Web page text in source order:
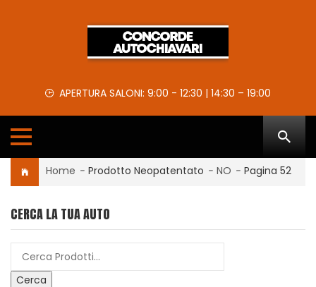
APERTURA SALONI: 9:00 - 12:30 | 14:30 – 19:00
Home - Prodotto Neopatentato - NO - Pagina 52
CERCA LA TUA AUTO
Cerca